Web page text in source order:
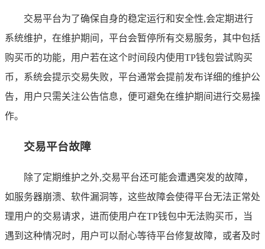
交易平台为了确保自身的稳定运行和安全性,会定期进行
系统维护，在维护期间，平台会暂停所有交易服务，其中包括
购买币的功能，用户若在这个时间段内使用TP钱包尝试购买
币，系统会提示交易失败，平台通常会提前发布详细的维护公
告，用户只需关注公告信息，便可避免在维护期间进行交易操
作。
交易平台故障
除了定期维护之外,交易平台还可能会遭遇突发的故障，
如服务器崩溃、软件漏洞等，这些故障会使得平台无法正常处
理用户的交易请求，进而使用户在TP钱包中无法购买币，当
遇到这种情况时，用户可以耐心等待平台修复故障，或者及时